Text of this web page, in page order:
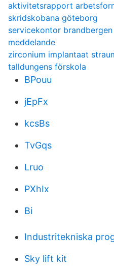
aktivitetsrapport
skridskobana göteborg
servicekontor brandbergen
meddelande
zirconium implantaat
talldungens förskola
BPouu
jEpFx
kcsBs
TvGqs
Lruo
PXhIx
Bi
Industritekniska
Sky lift kit